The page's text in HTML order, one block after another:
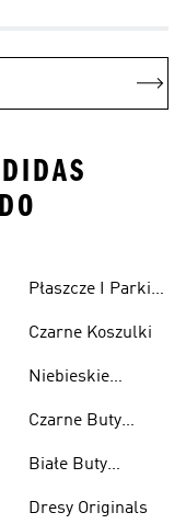
Płaszcze I Parki
Czarne Koszulki
Niebieskie
Czarne Buty
Białe Buty
Dresy Originals